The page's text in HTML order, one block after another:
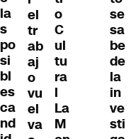
la
s
po
si
bl
es
ca
nd
el
tr
ab
aj
o
vu
el
va
o
C
ul
tu
ra
l
La
M
se
sa
be
de
la
in
ve
sti